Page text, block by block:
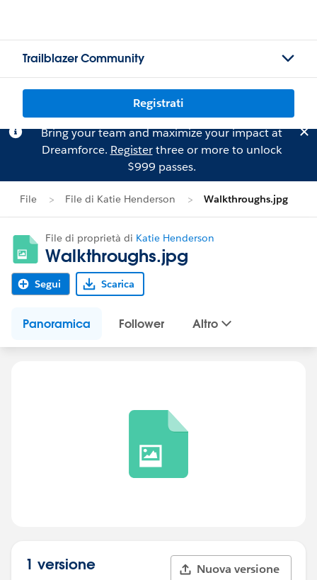
Trailblazer Community
Registrati
Bring your team and maximize your impact at
Dreamforce. Registerthree or more to unlock
$999 passes.
File File di Katie Henderson Walkthroughs.jpg
File di proprietà di Katie Henderson
Walkthroughs.jpg
Segui Scarica
Panoramica Follower Altro
1 versione Nuova versione